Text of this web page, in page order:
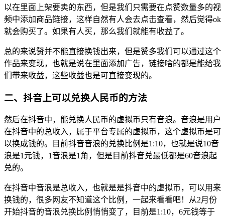
以在里面上架要卖的东西，但是我们只需要在点赞数量多的视
频中添加商品链接，这样自然有人会去点击查看，然后觉得ok
就会购买了。如果有人买，那么我们就能有收益了。
总的来说赞并不能直接换钱出来，但是赞多我们可以通过这个
作品来变现，也就是说在里面添加广告，链接啥的都是能给我
们带来收益，这些收益也是可直接变现的。
二、抖音上可以兑换人民币的方法
然后在抖音中，能兑换人民币的虚拟币只有音浪。音浪是用户
在抖音中的总收入，属于平台专属的虚拟币，这个虚拟币是可
以换成钱的。目前抖音音浪的兑换比例是1:10，也就是说10音
浪是1元钱，1音浪是1角，但是目前抖音兑最低都是60音浪起
兑的。
在抖音中音浪是总收入，也就是是抖音中的虚拟币，可以用来
换钱的，很多网友不知道这个比例，一起来看看吧！从2月份
开始抖音的音浪兑换比例悄悄变了，目前是1:10，6元钱等于